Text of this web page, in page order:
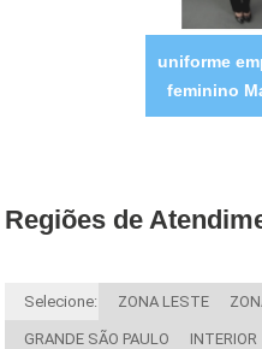
uniforme
feminino
Regiões de
Selecione: ZONA LESTE
GRANDE SÃO PAULO INTERIOR